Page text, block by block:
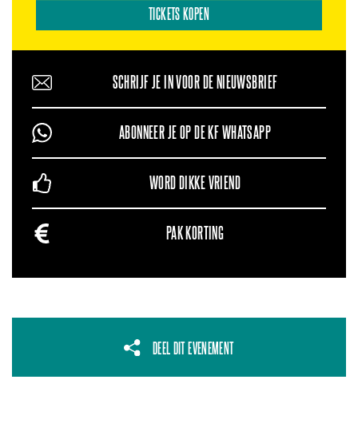
TICKETS KOPEN
SCHRIJF JE IN VOOR DE NIEUWSBRIEF
ABONNEER JE OP DE KF WHATSAPP
WORD DIKKE VRIEND
PAK KORTING
DEEL DIT EVENEMENT